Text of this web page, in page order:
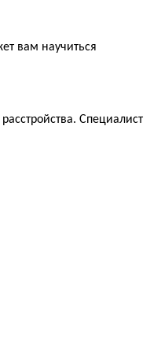
вам научиться
Специалист